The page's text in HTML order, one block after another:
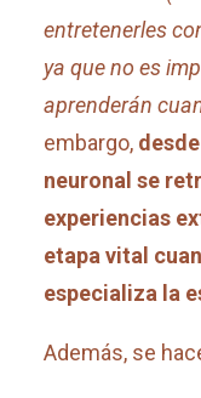
entretenerles
ya que no es
aprenderán
embargo,
neuronal se
experiencias
etapa vital
especializa la
Además, se